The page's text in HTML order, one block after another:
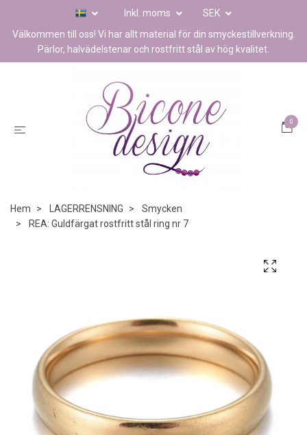
Inkl. moms
SEK
Välkommen till oss! Vi har allt material för din smyckestillverkning.
Pärlor, halvädelstenar och rostfritt stål av hög kvalitet.
0
Hem LAGERRENSNING
Smycken
REA: Guldfärgat rostfritt stål ring nr 7